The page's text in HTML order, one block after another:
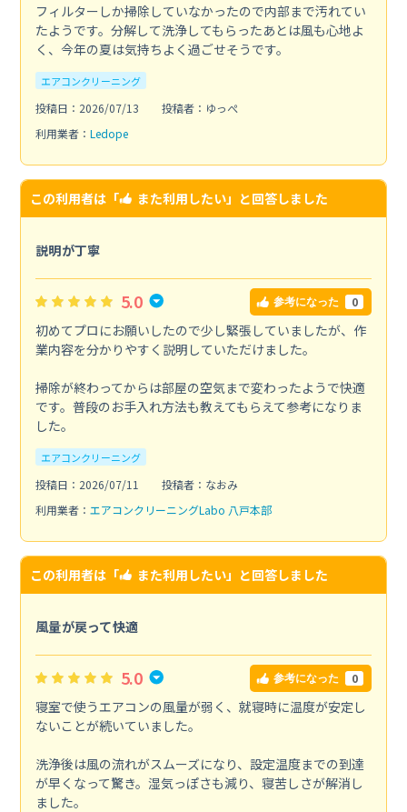
フィルターしか掃除していなかったので内部まで汚れてい
たようです。分解して洗浄してもらったあとは風も心地よ
く、今年の夏は気持ちよく過ごせそうです。
エアコンクリーニング
投稿日：2026/07/13
投稿者：ゆっぺ
利用業者： Ledope
この利用者は「 また利用したい」と回答しました
説明が丁寧
5.0 参考になった 0
初めてプロにお願いしたので少し緊張していましたが、作
業内容を分かりやすく説明していただけました。
掃除が終わってからは部屋の空気まで変わったようで快適
です。普段のお手入れ方法も教えてもらえて参考になりま
した。
エアコンクリーニング
投稿日：2026/07/11
投稿者：なおみ
利用業者： エアコンクリーニングLabo 八戸本部
この利用者は「 また利用したい」と回答しました
風量が戻って快適
5.0 参考になった 0
寝室で使うエアコンの風量が弱く、就寝時に温度が安定し
ないことが続いていました。
洗浄後は風の流れがスムーズになり、設定温度までの到達
が早くなって驚き。湿気っぽさも減り、寝苦しさが解消し
ました。